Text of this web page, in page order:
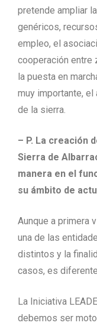
pretende ampliar
genéricos,
empleo, el
cooperación entre
la puesta en
muy importante,
de la sierra.
– P. La creación
Sierra de
manera en el
su ámbito de
Aunque a primera
una de las
distintos y la
casos, es diferente.
La Iniciativa
debemos ser